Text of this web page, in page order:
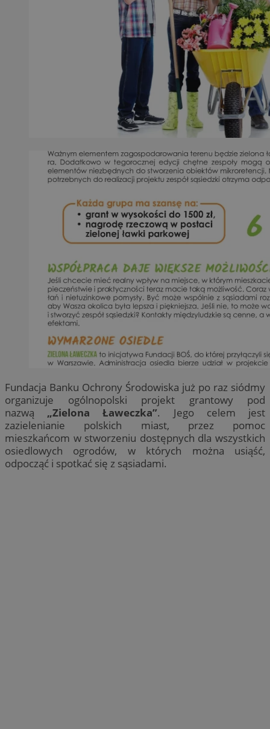
Fundacja Banku Ochrony Środowiska już po raz siódmy
organizuje ogólnopolski projekt grantowy pod
nazwą „Zielona Ławeczka”. Jego celem jest
zazielenianie polskich miast, przez pomoc
mieszkańcom w stworzeniu dostępnych dla wszystkich
osiedlowych ogrodów, w których można usiąść,
odpocząć i spotkać się z sąsiadami.